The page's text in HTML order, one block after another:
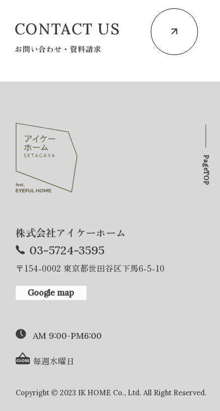
CONTACT US
お問い合わせ・資料請求
株式会社アイケーホーム
03-5724-3595
〒154-0002 東京都世田谷区下馬6-5-10
Google map
AM 9:00-PM6:00
毎週水曜日
Copyright © 2023 IK HOME Co., Ltd. All Right Reserved.
PageTOP